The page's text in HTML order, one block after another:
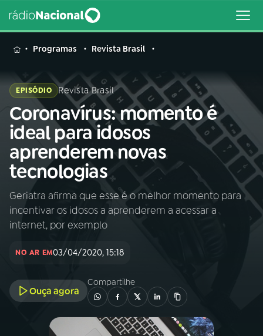
MENU
Buscar
na
Rádio
Nacional
Buscar
AO VIVO
01INÍCIO
02A RÁDIO
03PROGRAMAÇÃO
PROGRAMAS
Programas Revista Brasil
EPISÓDIO Revista Brasil
Coronavírus: momento é
ideal para idosos
aprenderem novas
tecnologias
Geriatra afirma que esse é o melhor momento para
incentivar os idosos a aprenderem a acessar a
internet, por exemplo
NO AR EM03/04/2020, 15:18
Ouça agora
Compartilhe